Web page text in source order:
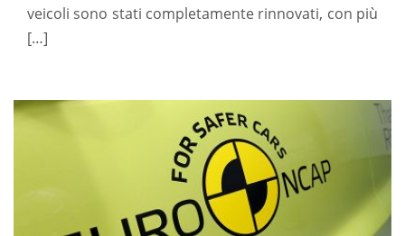
veicoli sono stati completamente rinnovati, con più
[…]